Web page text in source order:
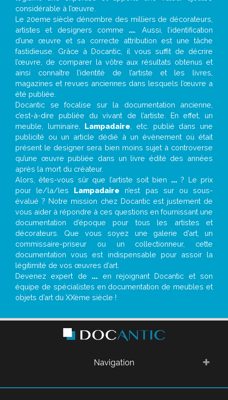
considérable à l’œuvre.
Le 20eme siècle dénombre des milliers de décorateurs,
artistes et designers comme ... . Aussi, l’identification
d’une œuvre et sa correcte attribution est une tâche
fastidieuse. Grâce à Docantic, il vous suffit de décrire
l’œuvre, de comparer la vôtre aux résultats obtenus et
ainsi connaître l’identité de l’artiste et les livres,
magazines et revues anciennes dans lesquels l’œuvre a
été publiée.
Docantic se focalise sur la documentation ancienne,
c’est-à-dire publiée du vivant de l’artiste. En effet, un
meuble, luminaire, Lampadaire , etc. publié dans une
publicité ou un article dédié à un évènement où était
présent le designer sera bien moins sujet à controverse
qu’une œuvre publiée dans un livre édité des années
après la mort du créateur.
Alors, êtes-vous sûr que l’artiste soit bien ...? Le prix
pour le/la/les Lampadaire n’est pas sur ou sous-
évalué ? Notre mission chez Docantic est justement de
vous aider à répondre à ces questions en fournissant une
documentation d’époque pour tous les artistes et
décorateurs. Que vous soyez une galerie d’art, un
commissaire-priseur ou un collectionneur, cette
documentation vous est indispensable pour assoir la
légitimité de vos œuvres d’art.
Devenez expert de ... en rejoignant Docantic et son
équipe de spécialistes en documentation de meubles et
objets d’art du XXème siècle !
Navigation